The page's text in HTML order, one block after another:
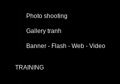
Photo shooting
Gallery tranh
Banner - Flash - Web - Video
TRAINING